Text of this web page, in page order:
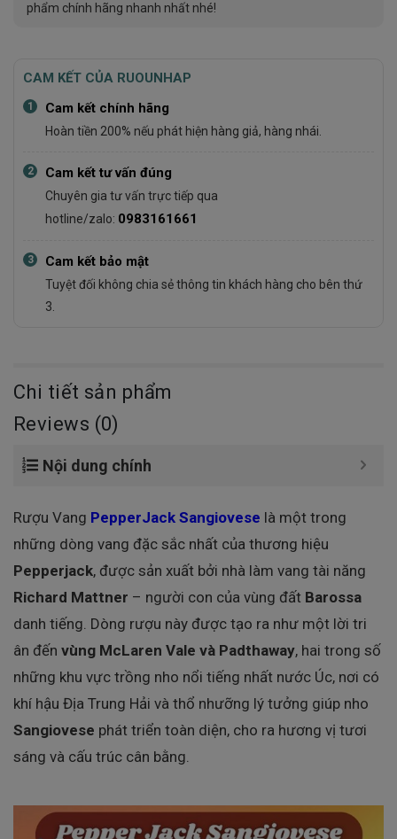
phẩm chính hãng nhanh nhất nhé!
CAM KẾT CỦA RUOUNHAP
1 Cam kết chính hãng
Hoàn tiền 200% nếu phát hiện hàng giả, hàng nhái.
2 Cam kết tư vấn đúng
Chuyên gia tư vấn trực tiếp qua
hotline/zalo: 0983161661
3 Cam kết bảo mật
Tuyệt đối không chia sẻ thông tin khách hàng cho bên thứ
3.
Chi tiết sản phẩm
Reviews (0)
Nội dung chính
Rượu Vang PepperJack Sangiovese là một trong
những dòng vang đặc sắc nhất của thương hiệu
Pepperjack, được sản xuất bởi nhà làm vang tài năng
Richard Mattner – người con của vùng đất Barossa
danh tiếng. Dòng rượu này được tạo ra như một lời tri
ân đến vùng McLaren Vale và Padthaway, hai trong số
những khu vực trồng nho nổi tiếng nhất nước Úc, nơi có
khí hậu Địa Trung Hải và thổ nhưỡng lý tưởng giúp nho
Sangiovese phát triển toàn diện, cho ra hương vị tươi
sáng và cấu trúc cân bằng.